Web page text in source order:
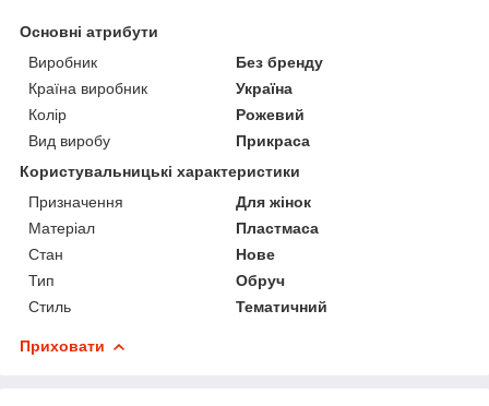
Основні атрибути
Виробник
Без бренду
Країна виробник
Україна
Колір
Рожевий
Вид виробу
Прикраса
Користувальницькі характеристики
Призначення
Для жінок
Матеріал
Пластмаса
Стан
Нове
Тип
Обруч
Стиль
Тематичний
Приховати